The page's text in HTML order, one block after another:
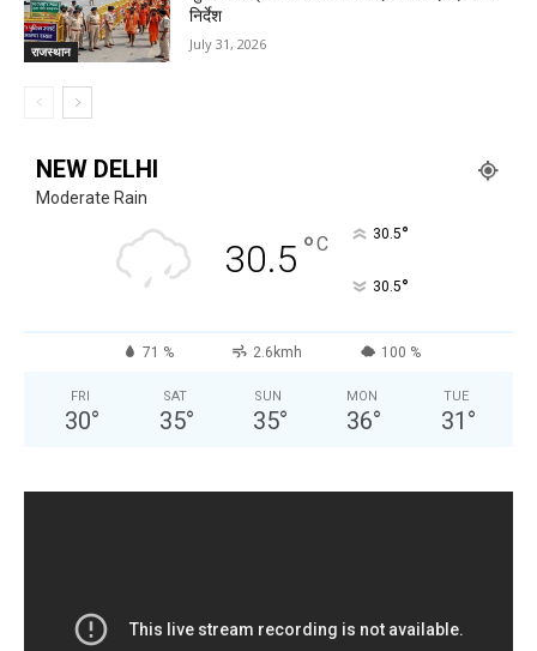
राजस्थान
निर्देश
July 31, 2026
NEW DELHI
Moderate Rain
30.5 °C 30.5°
30.5°
71 % 2.6kmh 100 %
FRI
30°
SAT
35°
SUN
35°
MON
36°
TUE
31 °